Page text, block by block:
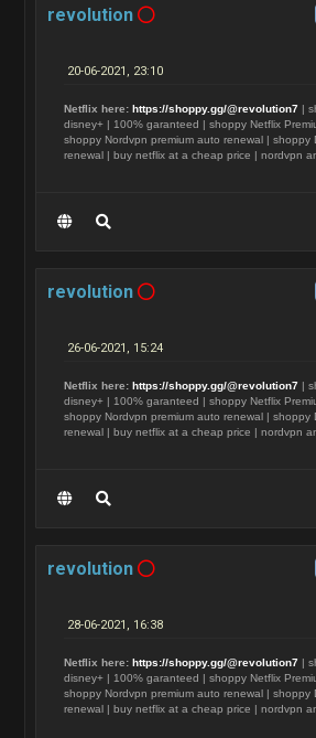
revolution
20-06-2021, 23:10
Netflix here: https://shoppy.gg/@revolution7 |
disney+ | 100% garanteed | shoppy Netflix
shoppy Nordvpn premium auto renewal | shoppy
renewal | buy netflix at a cheap price | nordvpn
revolution
26-06-2021, 15:24
Netflix here: https://shoppy.gg/@revolution7 |
disney+ | 100% garanteed | shoppy Netflix
shoppy Nordvpn premium auto renewal | shoppy
renewal | buy netflix at a cheap price | nordvpn
revolution
28-06-2021, 16:38
Netflix here: https://shoppy.gg/@revolution7 |
disney+ | 100% garanteed | shoppy Netflix
shoppy Nordvpn premium auto renewal | shoppy
renewal | buy netflix at a cheap price | nordvpn